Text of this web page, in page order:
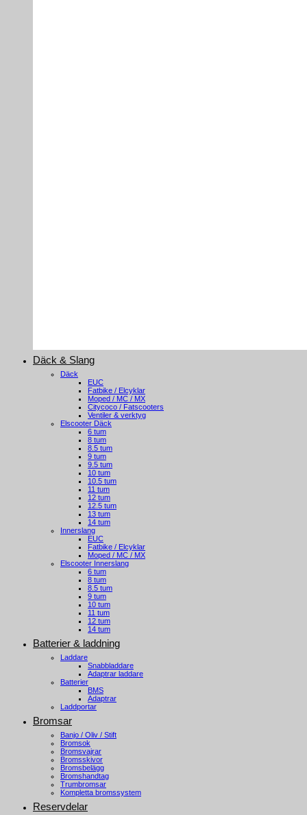
Däck & Slang
Däck
EUC
Fatbike / Elcyklar
Moped / MC / MX
Citycoco / Fatscooters
Ventiler & verktyg
Elscooter Däck
6 tum
8 tum
8.5 tum
9 tum
9.5 tum
10 tum
10.5 tum
11 tum
12 tum
12.5 tum
13 tum
14 tum
Innerslang
EUC
Fatbike / Elcyklar
Moped / MC / MX
Elscooter Innerslang
6 tum
8 tum
8.5 tum
9 tum
10 tum
11 tum
12 tum
14 tum
Batterier & laddning
Laddare
Snabbladdare
Adaptrar laddare
Batterier
BMS
Adaptrar
Laddportar
Bromsar
Banjo / Oliv / Stift
Bromsok
Bromsvajrar
Bromsskivor
Bromsbelägg
Bromshandtag
Trumbromsar
Kompletta bromssystem
Reservdelar